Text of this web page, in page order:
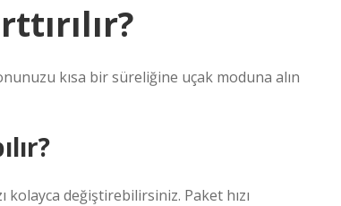
kısa bir süreliğine uçak moduna alın
kolayca değiştirebilirsiniz. Paket hızı